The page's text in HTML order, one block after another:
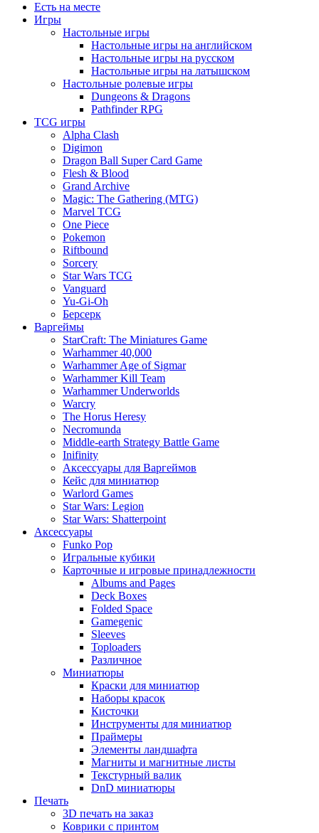
Есть на месте
Игры
Настольные игры
Настольные игры на английском
Настольные игры на русском
Настольные игры на латышском
Настольные ролевые игры
Dungeons & Dragons
Pathfinder RPG
TCG игры
Alpha Clash
Digimon
Dragon Ball Super Card Game
Flesh & Blood
Grand Archive
Magic: The Gathering (MTG)
Marvel TCG
One Piece
Pokemon
Riftbound
Sorcery
Star Wars TCG
Vanguard
Yu-Gi-Oh
Берсерк
Варгеймы
StarCraft: The Miniatures Game
Warhammer 40,000
Warhammer Age of Sigmar
Warhammer Kill Team
Warhammer Underworlds
Warcry
The Horus Heresy
Necromunda
Middle-earth Strategy Battle Game
Inifinity
Аксессуары для Варгеймов
Кейс для миниатюр
Warlord Games
Star Wars: Legion
Star Wars: Shatterpoint
Аксессуары
Funko Pop
Игральные кубики
Карточные и игровые принадлежности
Albums and Pages
Deck Boxes
Folded Space
Gamegenic
Sleeves
Toploaders
Различное
Миниатюры
Краски для миниатюр
Наборы красок
Кисточки
Инструменты для миниатюр
Праймеры
Элементы ландшафта
Магниты и магнитные листы
Текстурный валик
DnD миниатюры
Печать
3D печать на заказ
Коврики с принтом